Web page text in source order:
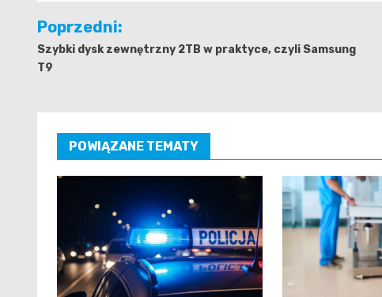
Nawigacja
wpisu
Poprzedni:
Szybki dysk zewnętrzny 2TB w praktyce, czyli Samsung
T9
POWIĄZANE TEMATY